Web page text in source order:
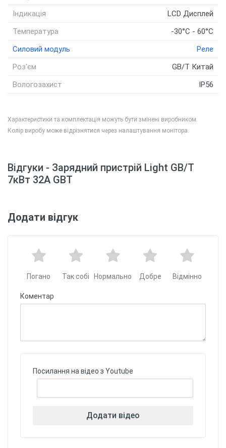
Індикація
LCD Дисплей
Температура
-30°C - 60°C
Силовий модуль
Реле
Роз'єм
GB/T Китай
Вологозахист
IP56
Характеристики та комплектація можуть бути змінені виробником.
Колір виробу може відрізнятися через налаштування монітора.
Відгуки - Зарядний пристрій Light GB/T
7кВт 32А GBT
Додати відгук
Погано Так собі Нормально Добре Відмінно
Коментар
Посилання на відео з Youtube
Додати відео